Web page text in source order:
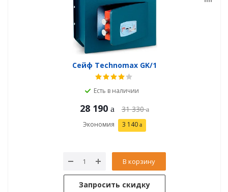
Сейф Technomax GK/1
Есть в наличии
28 190 31 330
Экономия 3 140
В корзину
Запросить скидку